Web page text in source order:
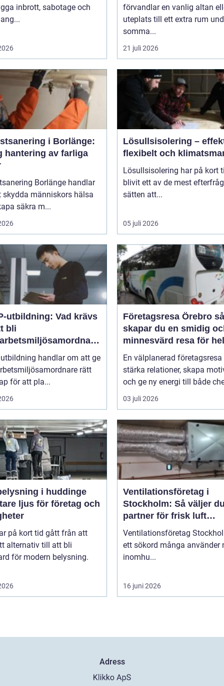
inbrott, sabotage och
förvandlar en vanlig altan
uteplats till ett extra rum
somma...
21 juli 2026
i Borlänge:
hantering av farliga
Borlänge handlar
skydda människors hälsa
säkra m...
Lösullsisolering –
flexibelt och
Lösullsisolering har på kort
blivit ett av de mest
sätten att...
05 juli 2026
utbildning: Vad krävs
bli
handlar om att ge
rätt
för att pla...
Företagsresa Örebro så
skapar du en smidig
minnesvärd resa för
teamet
En välplanerad företagsresa
stärka relationer, skapa
och ge ny energi till både
03 juli 2026
i huddinge
ljus för företag och
på kort tid gått från att
alternativ till att bli
för modern belysning.
Ventilationsföretag i
Stockholm: Så väljer
partner för frisk luft
inomhus
Ventilationsföretag
ett sökord många använder
inomhu...
16 juni 2026
Adress